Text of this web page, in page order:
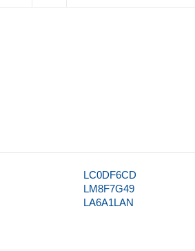
LC0DF6CD
LM8F7G49
LA6A1LAN